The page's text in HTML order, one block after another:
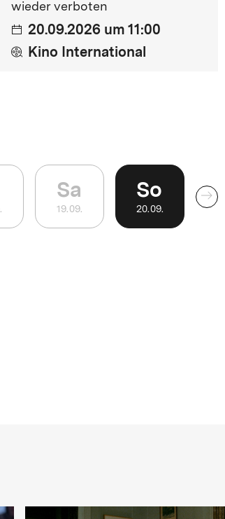
wieder verboten
20.09.2026 um 11:00
Kino International
.
Sa
19. 09.
So
20.09.